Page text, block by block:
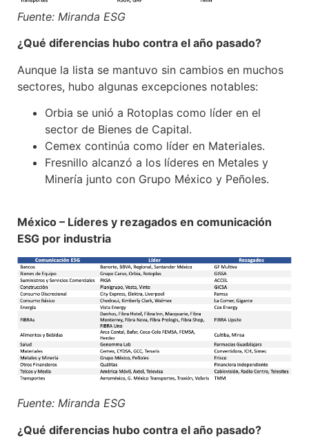
Fuente: Miranda ESG
¿Qué diferencias hubo contra el año pasado?
Aunque la lista se mantuvo sin cambios en muchos
sectores, hubo algunas excepciones notables:
Orbia se unió a Rotoplas como líder en el
sector de Bienes de Capital.
Cemex continúa como líder en Materiales.
Fresnillo alcanzó a los líderes en Metales y
Minería junto con Grupo México y Peñoles.
México – Líderes y rezagados en comunicación
ESG por industria
Fuente: Miranda ESG
¿Qué diferencias hubo contra el año pasado?